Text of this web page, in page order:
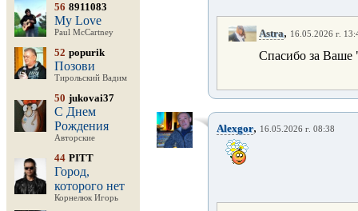
56 8911083
My Love
Paul McCartney
52 popurik
Позови
Тирольский Вадим
50 jukovai37
С Днем
Рождения
Авторские
44 PITT
Город,
которого нет
Корнелюк Игорь
Astra, 16.05.2026 г.
Спасибо за Ваше
Alexgor, 16.05.2026 г. 08:38